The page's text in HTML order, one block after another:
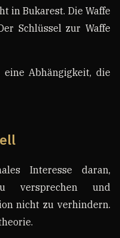
in Bukarest. Die Waffe
Schlüssel zur Waffe
Abhängigkeit, die
Interesse daran,
versprechen und
nicht zu verhindern.